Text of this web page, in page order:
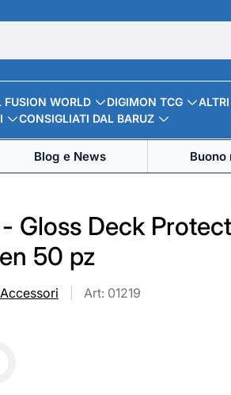
FUSION WORLD DIGIMON TCG
CONSIGLIATI DAL BARUZ
Blog e News Buono
Gloss Deck
50 pz
Art: 01219